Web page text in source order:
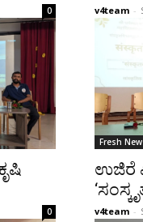
0 v4team -
0
Fresh
ಉಜಿರೆ
v4team -